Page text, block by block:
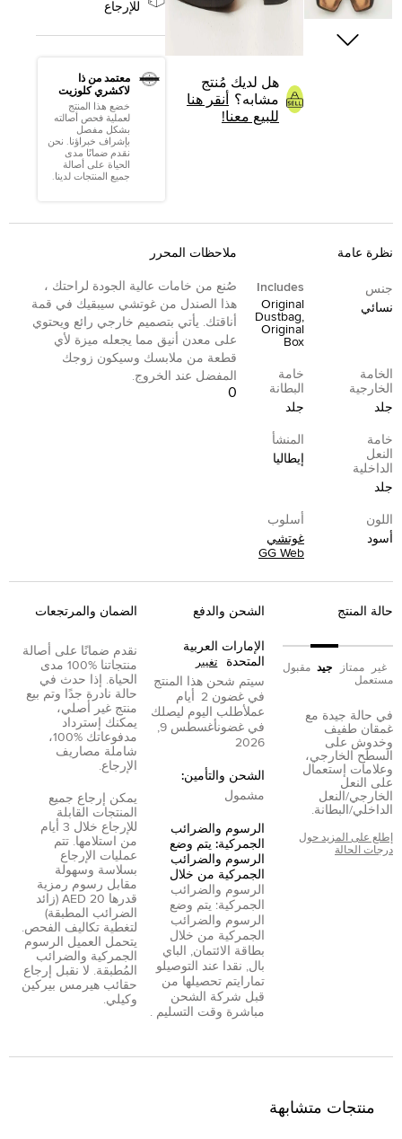
هل لديك مُنتج
مشابه؟
أنقر هنا
للبيع معنا!
للإرجاع
معتمد من ذا
لاكشري كلوزيت
خضع هذا المنتج
لعملية فحص أصالته
بشكل مفصل
بإشراف خبراؤنا. نحن
نقدم ضمانًا مدى
الحياة على أصالة
جميع المنتجات لدينا.
نظرة عامة
جنس
نسائي
Includes
Original
Dustbag,
Original
Box
الخامة
الخارجية
جلد
خامة
البطانة
جلد
خامة
النعل
الداخلية
جلد
المنشأ
إيطاليا
اللون
أسود
أسلوب
غوتشي
GG Web
ملاحظات المحرر
صُنع من خامات عالية الجودة لراحتك ،
هذا الصندل من غوتشي سيبقيك في قمة
أناقتك. يأتي بتصميم خارجي رائع ويحتوي
على معدن أنيق مما يجعله ميزة لأي
قطعة من ملابسك وسيكون زوجك
المفضل عند الخروج.
0
حالة المنتج
غير
مستعمل
ممتاز جيد مقبول
في حالة جيدة مع
غمقان طفيف
وخدوش على
السطح الخارجي،
وعلامات إستعمال
على النعل
الخارجي/النعل
الداخلي/البطانة.
إطلع على المزيد حول
درجات الحالة
الشحن والدفع
الإمارات العربية
المتحدة
تغيير
سيتم شحن هذا المنتج
في غضون 2
أيام
عملأطلب اليوم ليصلك
في غضون
أغسطس 9,
2026
الشحن والتأمين:
مشمول
الرسوم والضرائب
الجمركية: يتم وضع
الرسوم والضرائب
الجمركية من خلال
الرسوم والضرائب
الجمركية: يتم وضع
الرسوم والضرائب
الجمركية من خلال
بطاقة الائتمان,
الباي
بال, نقدا عند التوصيلو
تمارا يتم تحصيلها من
قبل شركة الشحن
مباشرة وقت التسليم .
الضمان والمرتجعات
نقدم ضمانًا على أصالة
منتجاتنا %100 مدى
الحياة. إذا حدث في
حالة نادرة جدًا وتم بيع
منتج غير أصلي،
يمكنك إسترداد
مدفوعاتك %100،
شاملة مصاريف
الإرجاع.
يمكن إرجاع جميع
المنتجات القابلة
للإرجاع خلال 3 أيام
من استلامها. تتم
عمليات الإرجاع
بسلاسة وسهولة
مقابل رسوم رمزية
قدرها 20 AED (زائد
الضرائب المطبقة)
لتغطية تكاليف الفحص.
يتحمل العميل الرسوم
الجمركية والضرائب
المُطبقة. لا نقبل إرجاع
حقائب هيرمس بيركين
وكيلي.
منتجات متشابهة